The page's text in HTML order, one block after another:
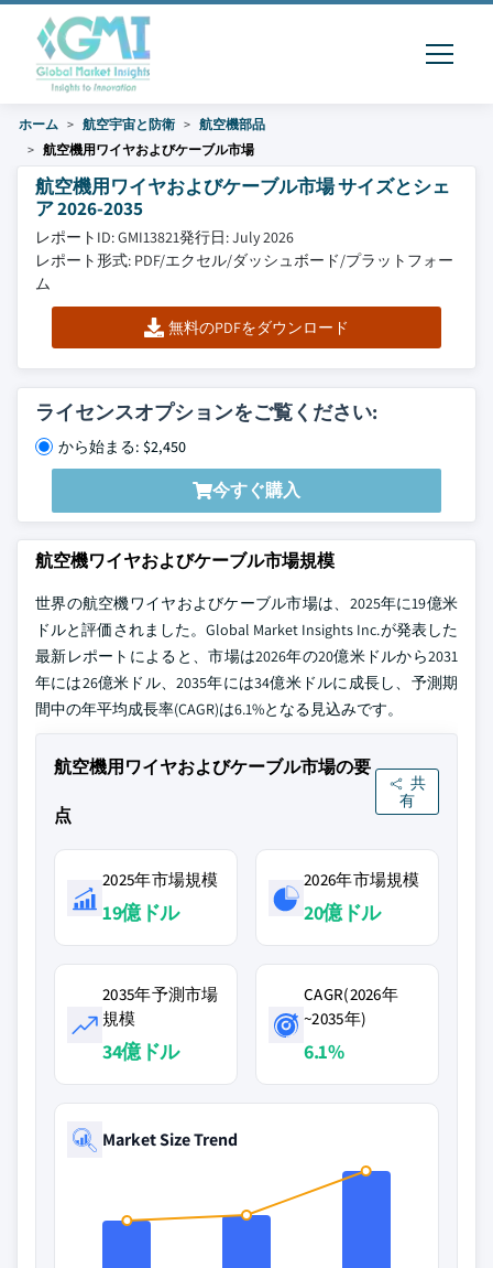
ホーム 航空宇宙と防衛
航空機部品
航空機用ワイヤおよびケーブル市場
航空機用ワイヤおよびケーブル市場 サイズとシェ
ア 2026-2035
レポートID: GMI13821発行日: July 2026
レポート形式: PDF/エクセル/ダッシュボード/プラットフォー
ム
無料のPDFをダウンロード
ライセンスオプションをご覧ください:
から始まる: $2,450
今すぐ購入
航空機ワイヤおよびケーブル市場規模
世界の航空機ワイヤおよびケーブル市場は、2025年に19億米
ドルと評価されました。Global Market Insights Inc.が発表した
最新レポートによると、市場は2026年の20億米ドルから2031
年には26億米ドル、2035年には34億米ドルに成長し、予測期
間中の年平均成長率(CAGR)は6.1%となる見込みです。
航空機用ワイヤおよびケーブル市場の要
点
共
有
2025年市場規模
19億ドル
2026年市場規模
20億ドル
2035年予測市場
規模
34億ドル
CAGR(2026年
~2035年)
6.1%
Market Size Trend